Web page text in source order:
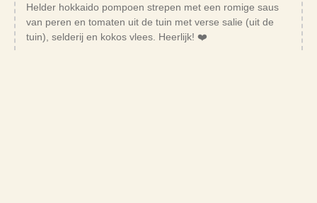
Helder hokkaido pompoen strepen met een romige saus
van peren en tomaten uit de tuin met verse salie (uit de
tuin), selderij en kokos vlees. Heerlijk! ❤️